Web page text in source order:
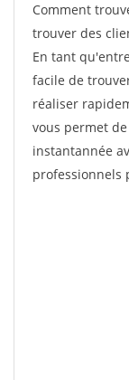
Comment
trouver des
En tant
facile de
réaliser
vous permet
instantannée
professionnels